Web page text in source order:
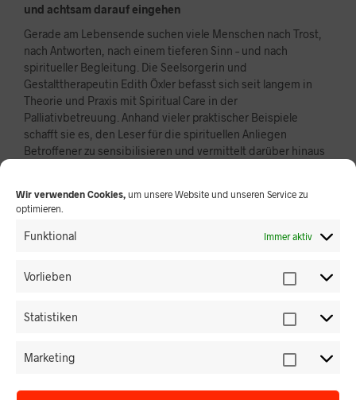
Wir verwenden Cookies, um unsere Website und unseren Service zu
optimieren.
Funktional Immer aktiv
Vorlieben
Statistiken
Marketing
und achtsam darauf eingehen
Gerade am Lebensende suchen viele Menschen nach Trost,
nach Antworten, nach einem tieferen Sinn – und nach
spiritueller Begleitung. Die Seelsorgerin und
Gestalttherapeutin Edith Öxler befasst sich seit langem in
Theorie und Praxis mit Spiritual Care in der
Palliativbetreuung. Anhand vieler praktischer Beispiele
schafft sie es, den Leser für die spirituellen Anliegen
Betroffener zu sensibilisieren und vermittelt darüber hinaus
Spirituelle Begleitung von Menschen am Ende ihres
Lebens und ihren Angehörigen
Palliative Care, Hospizdienst, Palliativstation und SAPV
Religiös oder spirituell? Definition, Bedeutung und
Hospiz-Arbeit
Symbolhandlungen und praxiserprobte Rituale, um